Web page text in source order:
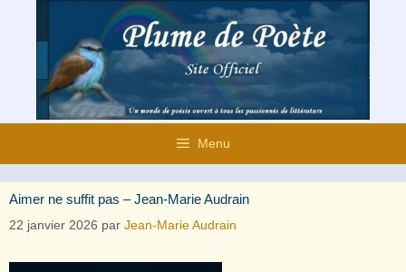
contenu
Menu
Aimer ne suffit pas – Jean-Marie Audrain
22 janvier 2026 par Jean-Marie Audrain